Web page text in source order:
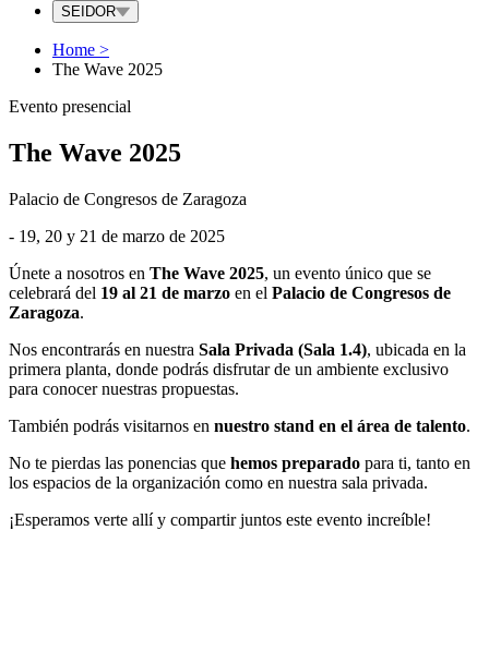
SEIDOR
Home >
The Wave 2025
Evento presencial
The Wave 2025
Palacio de Congresos de Zaragoza
- 19, 20 y 21 de marzo de 2025
Únete a nosotros en The Wave 2025, un evento único que se
celebrará del 19 al 21 de marzo en el Palacio de Congresos de
Zaragoza.
Nos encontrarás en nuestra Sala Privada (Sala 1.4), ubicada en la
primera planta, donde podrás disfrutar de un ambiente exclusivo
para conocer nuestras propuestas.
También podrás visitarnos en nuestro stand en el área de talento.
No te pierdas las ponencias que hemos preparado para ti, tanto en
los espacios de la organización como en nuestra sala privada.
¡Esperamos verte allí y compartir juntos este evento increíble!